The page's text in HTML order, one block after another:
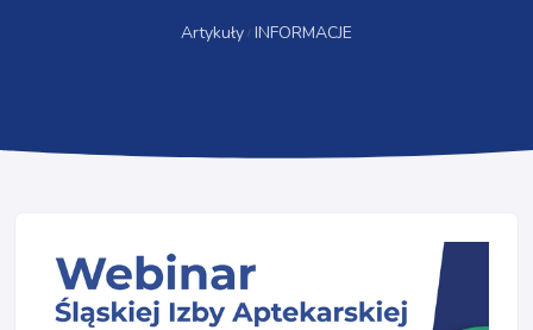
Artykuły INFORMACJE